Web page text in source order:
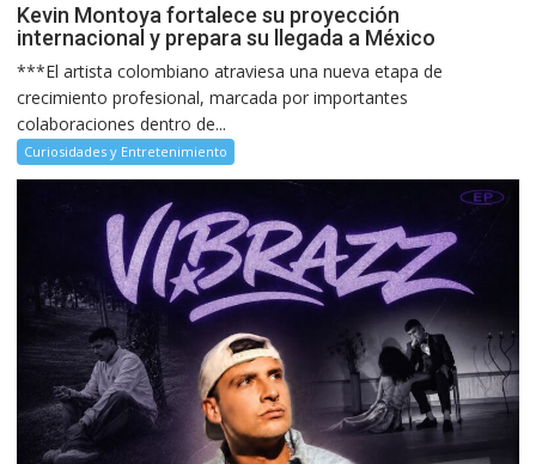
Kevin Montoya fortalece su proyección
internacional y prepara su llegada a México
***El artista colombiano atraviesa una nueva etapa de
crecimiento profesional, marcada por importantes
colaboraciones dentro de...
Curiosidades y Entretenimiento